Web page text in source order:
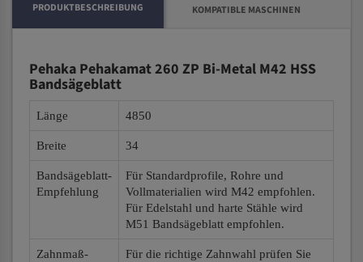
PRODUKTBESCHREIBUNG KOMPATIBLE MASCHINEN
Pehaka Pehakamat 260 ZP Bi-Metal M42 HSS
Bandsägeblatt
Länge 4850
Breite 34
Bandsägeblatt-
Empfehlung
Für Standardprofile, Rohre und
Vollmaterialien wird M42 empfohlen.
Für Edelstahl und harte Stähle wird
M51 Bandsägeblatt empfohlen.
Zahnmaß-
Für die richtige Zahnwahl prüfen Sie